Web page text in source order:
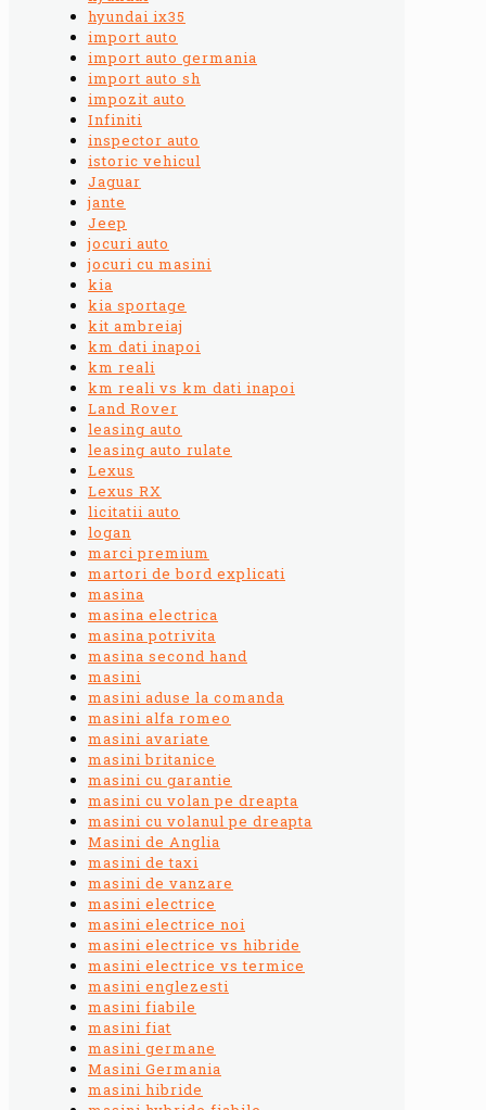
hyundai ix35
import auto
import auto germania
import auto sh
impozit auto
Infiniti
inspector auto
istoric vehicul
Jaguar
jante
Jeep
jocuri auto
jocuri cu masini
kia
kia sportage
kit ambreiaj
km dati inapoi
km reali
km reali vs km dati inapoi
Land Rover
leasing auto
leasing auto rulate
Lexus
Lexus RX
licitatii auto
logan
marci premium
martori de bord explicati
masina
masina electrica
masina potrivita
masina second hand
masini
masini aduse la comanda
masini alfa romeo
masini avariate
masini britanice
masini cu garantie
masini cu volan pe dreapta
masini cu volanul pe dreapta
Masini de Anglia
masini de taxi
masini de vanzare
masini electrice
masini electrice noi
masini electrice vs hibride
masini electrice vs termice
masini englezesti
masini fiabile
masini fiat
masini germane
Masini Germania
masini hibride